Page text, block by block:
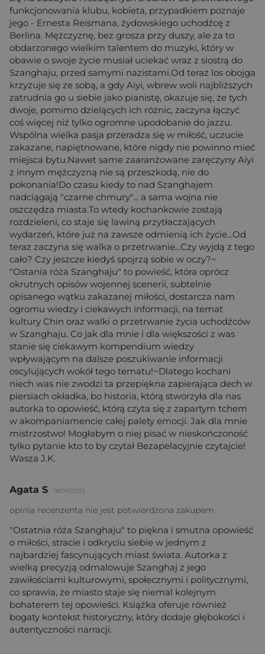
funkcjonowania klubu, kobieta, przypadkiem poznaje
jego - Ernesta Reismana, żydowskiego uchodźcę z
Berlina. Mężczyznę, bez grosza przy duszy, ale za to
obdarzonego wielkim talentem do muzyki, który w
obawie o swoje życie musiał uciekać wraz z siostrą do
Szanghaju, przed samymi nazistami.Od teraz los obojga
krzyżuje się ze sobą, a gdy Aiyi, wbrew woli najbliższych
zatrudnia go u siebie jako pianistę, okazuje się, że tych
dwoje, pomimo dzielących ich różnic, zaczyna łączyć
coś więcej niż tylko ogromne upodobanie do jazzu.
Wspólna wielka pasja przeradza się w miłość, uczucie
zakazane, napiętnowane, które nigdy nie powinno mieć
miejsca bytu.Nawet same zaaranżowane zaręczyny Aiyi
z innym mężczyzną nie są przeszkodą, nie do
pokonania!Do czasu kiedy to nad Szanghajem
nadciągają "czarne chmury"... a sama wojna nie
oszczędza miasta.To wtedy kochankowie zostają
rozdzieleni, co staje się lawiną przytłaczających
wydarzeń, które już na zawsze odmienią ich życie...Od
teraz zaczyna się walka o przetrwanie...Czy wyjdą z tego
cało? Czy jeszcze kiedyś spojrzą sobie w oczy?~
"Ostania róża Szanghaju" to powieść, która oprócz
okrutnych opisów wojennej scenerii, subtelnie
opisanego wątku zakazanej miłości, dostarcza nam
ogromu wiedzy i ciekawych informacji, na temat
kultury Chin oraz walki o przetrwanie życia uchodźców
w Szanghaju. Co jak dla mnie i dla większości z was
stanie się ciekawym kompendium wiedzy
wpływającym na dalsze poszukiwanie informacji
oscylujących wokół tego tematu!~Dlatego kochani
niech was nie zwodzi ta przepiękna zapierająca dech w
piersiach okładka, bo historia, którą stworzyła dla nas
autorka to opowieść, którą czyta się z zapartym tchem
w akompaniamencie całej palety emocji. Jak dla mnie
mistrzostwo! Mogłabym o niej pisać w nieskończoność
tylko pytanie kto to by czytał Bezapelacyjnie czytajcie!
Wasza J.K.
Agata S 18/09/2023
opinia recenzenta nie jest potwierdzona zakupem
"Ostatnia róża Szanghaju" to piękna i smutna opowieść
o miłości, stracie i odkryciu siebie w jednym z
najbardziej fascynujących miast świata. Autorka z
wielką precyzją odmalowuje Szanghaj z jego
zawiłościami kulturowymi, społecznymi i politycznymi,
co sprawia, że miasto staje się niemal kolejnym
bohaterem tej opowieści. Książka oferuje również
bogaty kontekst historyczny, który dodaje głębokości i
autentyczności narracji.